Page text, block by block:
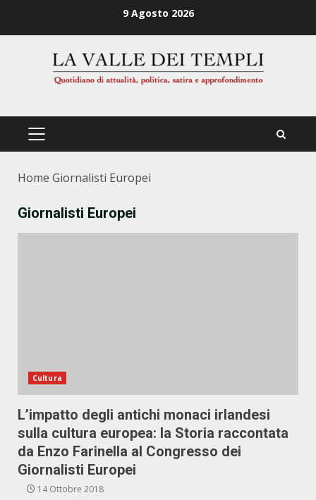
9 Agosto 2026
PRIMÄRES
Home Giornalisti Europei
Giornalisti Europei
Cultura
L’impatto degli antichi monaci irlandesi
sulla cultura europea: la Storia raccontata
da Enzo Farinella al Congresso dei
Giornalisti Europei
14 Ottobre 2018